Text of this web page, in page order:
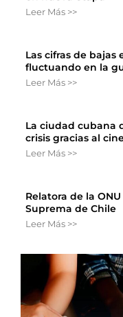
Leer Más >>
Las cifras de bajas
fluctuando en la
Leer Más >>
La ciudad cubana
crisis gracias al
Leer Más >>
Relatora de la
Suprema de Chile
Leer Más >>